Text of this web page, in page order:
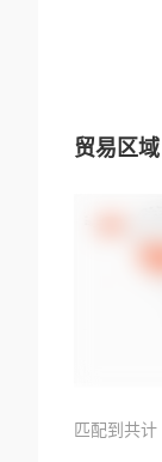
贸易区域
匹配到共计